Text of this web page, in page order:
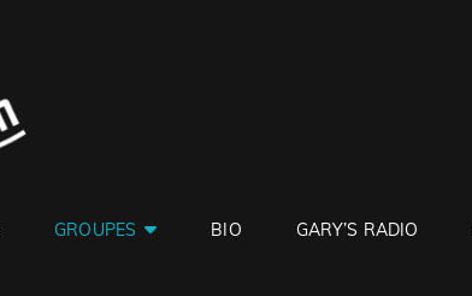
GROUPES BIO GARY’S RADIO